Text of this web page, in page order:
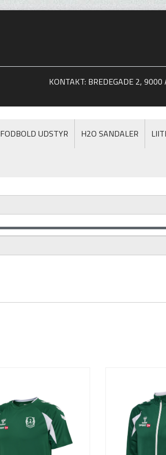
KONTAKT: BREDEGADE 2,
FODBOLD UDSTYR H2O SANDALER